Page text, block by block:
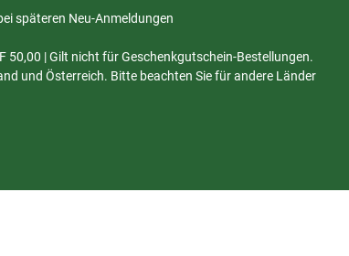
späteren Neu-Anmeldungen
50,00 | Gilt nicht für Geschenkgutschein-Bestellungen.
und Österreich. Bitte beachten Sie für andere Länder